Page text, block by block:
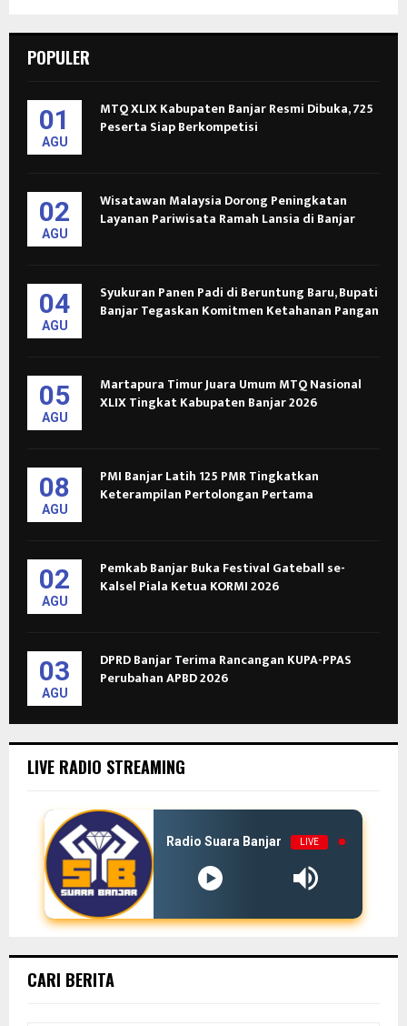
POPULER
01
AGU
MTQ XLIX Kabupaten Banjar Resmi Dibuka, 725
Peserta Siap Berkompetisi
02
AGU
Wisatawan Malaysia Dorong Peningkatan
Layanan Pariwisata Ramah Lansia di Banjar
04
AGU
Syukuran Panen Padi di Beruntung Baru, Bupati
Banjar Tegaskan Komitmen Ketahanan Pangan
05
AGU
Martapura Timur Juara Umum MTQ Nasional
XLIX Tingkat Kabupaten Banjar 2026
08
AGU
PMI Banjar Latih 125 PMR Tingkatkan
Keterampilan Pertolongan Pertama
02
AGU
Pemkab Banjar Buka Festival Gateball se-
Kalsel Piala Ketua KORMI 2026
03
AGU
DPRD Banjar Terima Rancangan KUPA-PPAS
Perubahan APBD 2026
LIVE RADIO STREAMING
Radio Suara Banjar LIVE
CARI BERITA